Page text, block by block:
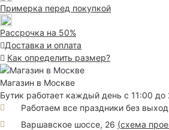
Примерка перед покупкой
Рассрочка на 50%
Доставка и оплата
Как определить размер?
Магазин в Москве
Бутик работает каждый день с 11:00 до
Работаем все праздники без
Варшавское шоссе, 26 (схема